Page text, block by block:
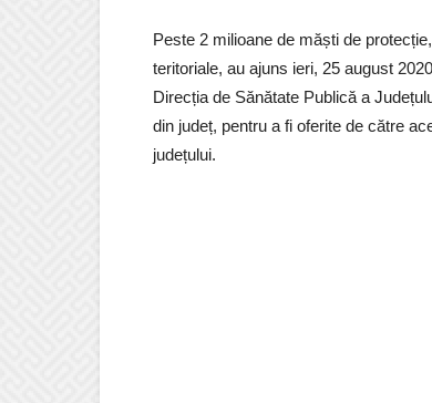
Peste 2 milioane de măști de
teritoriale, au ajuns ieri, 25 august
Direcția de Sănătate Publică a
din județ, pentru a fi oferite de către
județului.